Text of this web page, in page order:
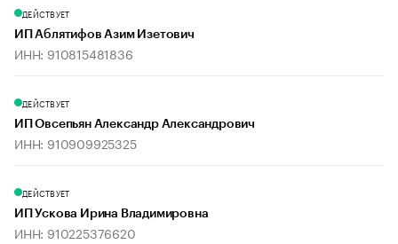
ДЕЙСТВУЕТ
ИП Аблятифов Азим Изетович
ИНН: 910815481836
ДЕЙСТВУЕТ
ИП Овсепьян Александр Александрович
ИНН: 910909925325
ДЕЙСТВУЕТ
ИП Ускова Ирина Владимировна
ИНН: 910225376620